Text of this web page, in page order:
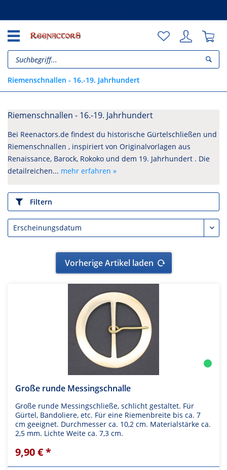
Riemenschnallen - 16.-19. Jahrhundert
Riemenschnallen - 16.-19. Jahrhundert
Bei Reenactors.de findest du historische Gürtelschließen und
Riemenschnallen , inspiriert von Originalvorlagen aus
Renaissance, Barock, Rokoko und dem 19. Jahrhundert . Die
detailreichen... mehr erfahren »
Filtern
Vorherige Artikel laden
Große runde Messingschnalle
Große runde Messingschließe, schlicht gestaltet. Für
Gürtel, Bandoliere, etc. Für eine Riemenbreite bis ca. 7
cm geeignet. Durchmesser ca. 10,2 cm. Materialstärke ca.
2,5 mm. Lichte Weite ca. 7,3 cm.
9,90 € *